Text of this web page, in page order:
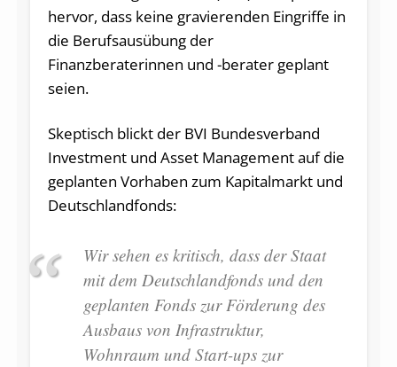
hervor, dass keine gravierenden Eingriffe in
die Berufsausübung der
Finanzberaterinnen und -berater geplant
seien.
Skeptisch blickt der BVI Bundesverband
Investment und Asset Management auf die
geplanten Vorhaben zum Kapitalmarkt und
Deutschlandfonds:
Wir sehen es kritisch, dass der Staat
mit dem Deutschlandfonds und den
geplanten Fonds zur Förderung des
Ausbaus von Infrastruktur,
Wohnraum und Start-ups zur